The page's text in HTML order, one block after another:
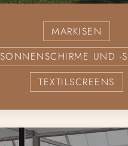
MARKISEN
SONNENSCHIRME UND -
TEXTILSCREENS